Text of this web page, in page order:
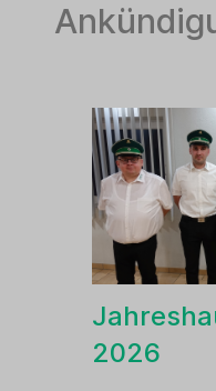
Ehrenmal
2026